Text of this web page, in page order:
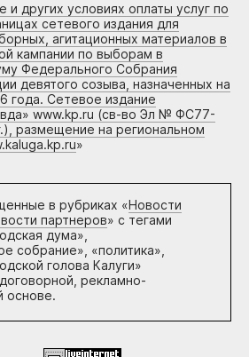
других условиях оплаты услуг по
сетевого издания для
агитационных материалов в
кампании по выборам в
Федерального Собрания
девятого созыва, назначенных на
года. Сетевое издание
www.kp.ru (св-во Эл № ФС77-
размещение на региональном
»
в рубриках «Новости
партнеров» с тегами
дума»,
собрание», «политика»,
голова Калуги»
рекламно-
основе.